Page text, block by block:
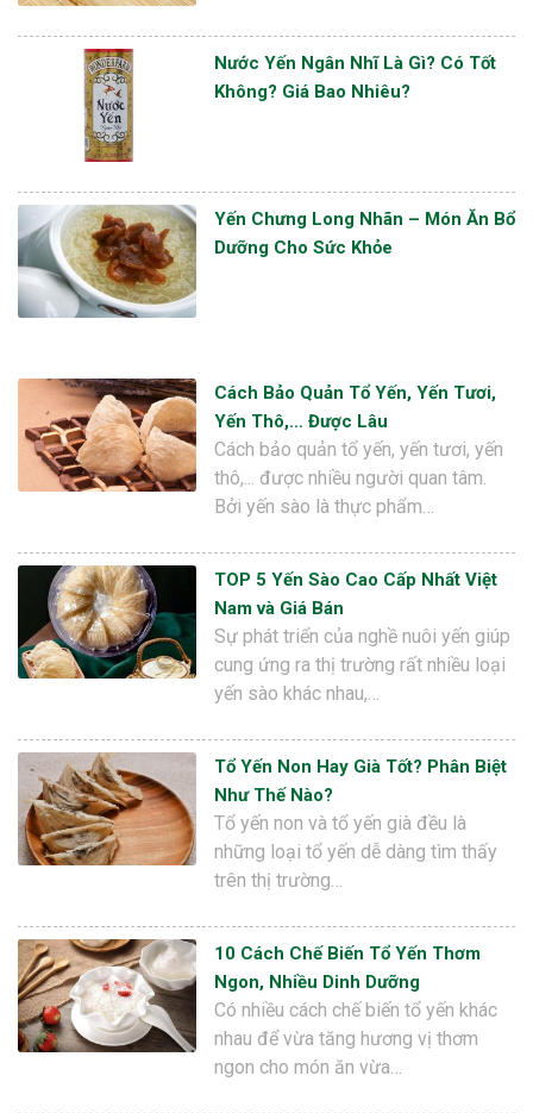
Nước Yến Ngân Nhĩ Là Gì? Có Tốt
Không? Giá Bao Nhiêu?
Yến Chưng Long Nhãn – Món Ăn Bổ
Dưỡng Cho Sức Khỏe
Cách Bảo Quản Tổ Yến, Yến Tươi,
Yến Thô,… Được Lâu
Cách bảo quản tổ yến, yến tươi, yến
thô,... được nhiều người quan tâm.
Bởi yến sào là thực phẩm…
TOP 5 Yến Sào Cao Cấp Nhất Việt
Nam và Giá Bán
Sự phát triển của nghề nuôi yến giúp
cung ứng ra thị trường rất nhiều loại
yến sào khác nhau,…
Tổ Yến Non Hay Già Tốt? Phân Biệt
Như Thế Nào?
Tổ yến non và tổ yến già đều là
những loại tổ yến dễ dàng tìm thấy
trên thị trường…
10 Cách Chế Biến Tổ Yến Thơm
Ngon, Nhiều Dinh Dưỡng
Có nhiều cách chế biến tổ yến khác
nhau để vừa tăng hương vị thơm
ngon cho món ăn vừa…